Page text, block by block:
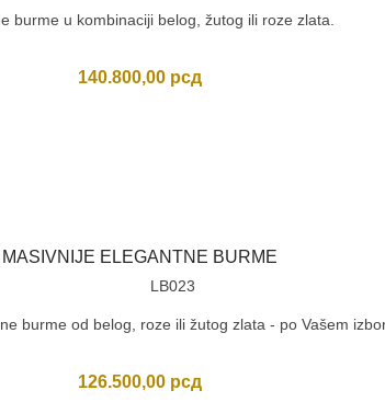
burme u kombinaciji belog, žutog ili roze zlata.
140.800,00 рсд
MASIVNIJE ELEGANTNE BURME
LB023
burme od belog, roze ili žutog zlata - po Vašem
126.500,00 рсд